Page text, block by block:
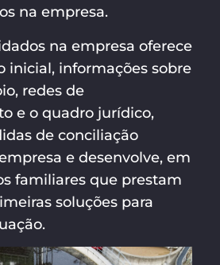
na empresa.
na empresa oferece
inicial, informações sobre
redes de
e o quadro jurídico,
de conciliação
e desenvolve, em
familiares que prestam
soluções para